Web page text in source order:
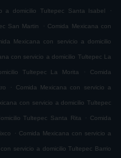
a domicilio Tultepec Santa Isabel .
San Martin . Comida Mexicana con
Mexicana con servicio a domicilio
con servicio a domicilio Tultepec La
Tultepec La Morita . Comida
. Comida Mexicana con servicio a
con servicio a domicilio Tultepec
Tultepec Santa Rita . Comida
. Comida Mexicana con servicio a
servicio a domicilio Tultepec Barrio